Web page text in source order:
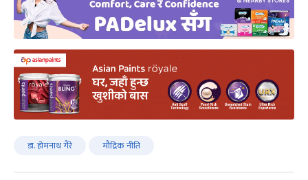
डा. होमनाथ गैरे मौद्रिक नीति